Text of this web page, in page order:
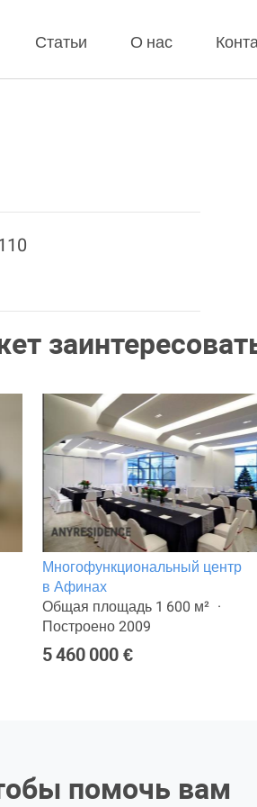
Статьи О нас
Многофункциональный центр
в Афинах
Общая площадь 1 600 м²
Построено 2009
5 460 000 €
помочь вам